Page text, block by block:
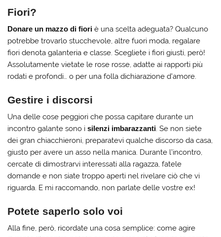
Fiori?
Donare un mazzo di fiori è una scelta adeguata? Qualcuno
potrebbe trovarlo stucchevole, altre fuori moda, regalare
fiori denota galanteria e classe. Scegliete i fiori giusti, però!
Assolutamente vietate le rose rosse, adatte ai rapporti più
rodati e profondi… o per una folla dichiarazione d’amore.
Gestire i discorsi
Una delle cose peggiori che possa capitare durante un
incontro galante sono isilenzi imbarazzanti. Se non siete
dei gran chiacchieroni, preparatevi qualche discorso da casa,
giusto per avere un asso nella manica. Durante l’incontro,
cercate di dimostrarvi interessati alla ragazza, fatele
domande e non siate troppo aperti nel rivelare ciò che vi
riguarda. E mi raccomando, non parlate delle vostre ex!
Potete saperlo solo voi
Alla fine, però, ricordate una cosa semplice: come agire